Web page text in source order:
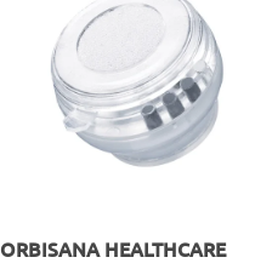
ORBISANA HEALTHCARE